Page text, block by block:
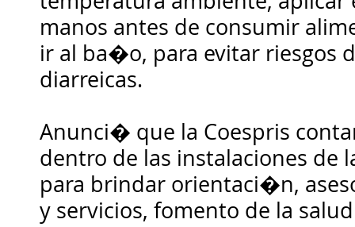
manos antes de consumir
ir al ba�o, para evitar riesgos
diarreicas.
Anunci� que la Coespris
dentro de las instalaciones de
para brindar orientaci�n,
y servicios, fomento de la